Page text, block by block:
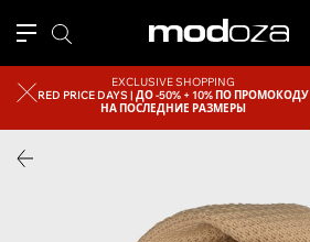
EXCLUSIVE SHOPPING
RED PRICE DAYS |ДО -50% + 10% ПО ПРОМОКОДУ
НА ПОСЛЕДНИЕ РАЗМЕРЫ